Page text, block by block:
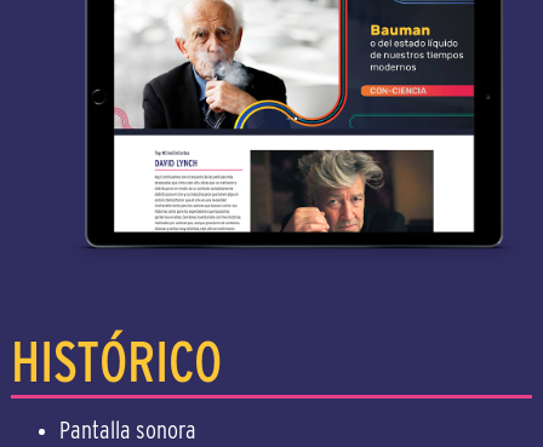
HISTÓRICO
Pantalla sonora